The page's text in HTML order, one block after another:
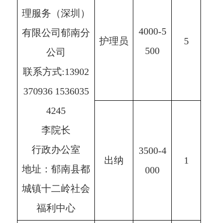
理服务（深圳）
有限公司郁南分
公司
联系方式:13902
370936 1536035
4245
李院长
行政办公室
地址：郁南县都
城镇十二岭社会
福利中心
护理员
4000-5
500
5
出纳
3500-4
000
1